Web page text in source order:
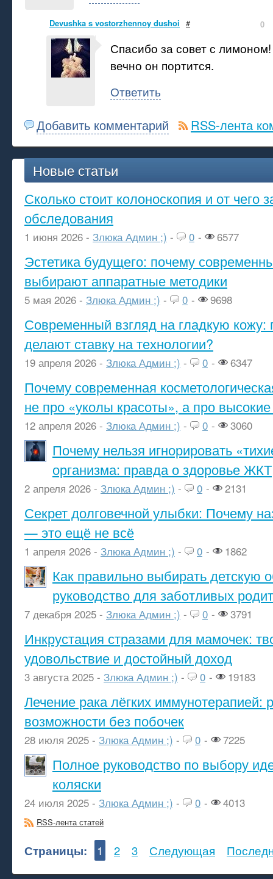
Devushka s vostorzhennoy dushoi # 0
Спасибо за совет с
вечно он портится.
Ответить
Добавить комментарий RSS-лента
Новые статьи
Сколько стоит колоноскопия и от чего
обследования
1 июня 2026 - Злюка Админ ;) - 0 - 6577
Эстетика будущего: почему
выбирают аппаратные методики
5 мая 2026 - Злюка Админ ;) - 0 - 9698
Современный взгляд на гладкую кожу:
делают ставку на технологии?
19 апреля 2026 - Злюка Админ ;) - 0 - 6347
Почему современная
не про «уколы красоты», а про высокие
12 апреля 2026 - Злюка Админ ;) - 0 - 3060
Почему нельзя игнорировать
организма: правда о здоровье ЖКТ
2 апреля 2026 - Злюка Админ ;) - 0 - 2131
Секрет долговечной улыбки: Почему
— это ещё не всё
1 апреля 2026 - Злюка Админ ;) - 0 - 1862
Как правильно выбирать детскую
руководство для заботливых
7 декабря 2025 - Злюка Админ ;) - 0 - 3791
Инкрустация стразами для мамочек:
удовольствие и достойный доход
3 августа 2025 - Злюка Админ ;) - 0 - 19183
Лечение рака лёгких иммунотерапией:
возможности без побочек
28 июля 2025 - Злюка Админ ;) - 0 - 7225
Полное руководство по выбору
коляски
24 июля 2025 - Злюка Админ ;) - 0 - 4013
RSS-лента статей
Страницы: 1 2 3 Следующая